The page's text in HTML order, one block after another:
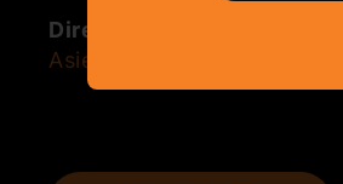
Dirección
Asier Altuna